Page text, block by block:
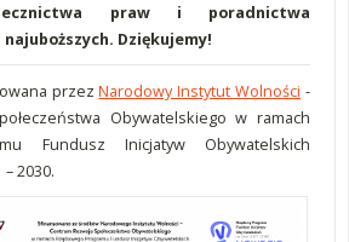
praw i poradnictwa
Dziękujemy!
przezNarodowy Instytut Wolności -
Obywatelskiego w ramach
Fundusz Inicjatyw Obywatelskich
2030.